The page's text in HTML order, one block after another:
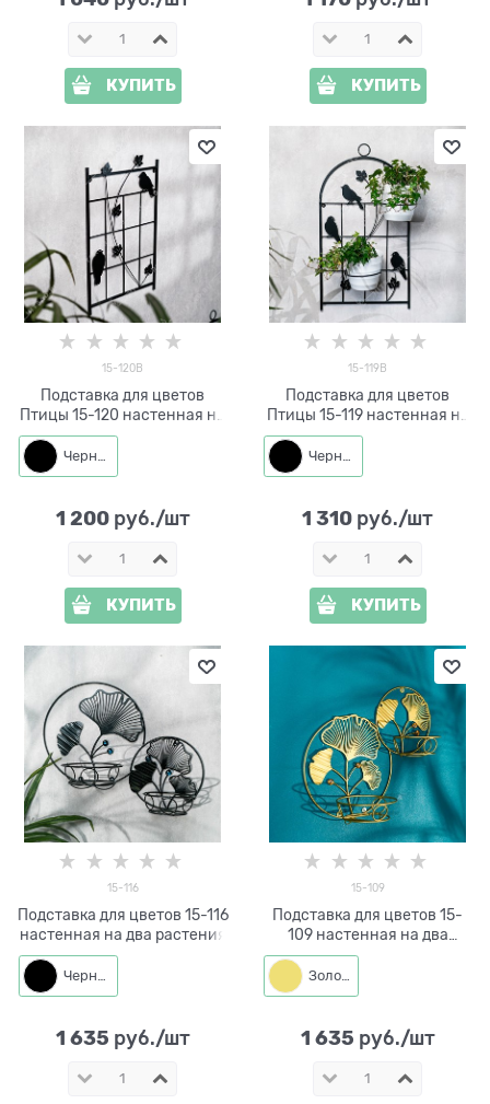
КУПИТЬ КУПИТЬ
15-120B
Подставка для цветов
Птицы 15-120 настенная на
два растения
Черный
1 200 руб./шт
КУПИТЬ
15-119B
Подставка для цветов
Птицы 15-119 настенная на
два растения
Черный
1 310 руб./шт
КУПИТЬ
15-116
Подставка для цветов 15-116
настенная на два растения
Черный
1 635 руб./шт
15-109
Подставка для цветов 15-
109 настенная на два
растения
Золото
1 635 руб./шт